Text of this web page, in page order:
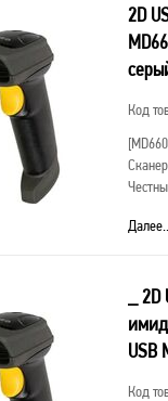
2D
Код
Далее...
_
USB
Код